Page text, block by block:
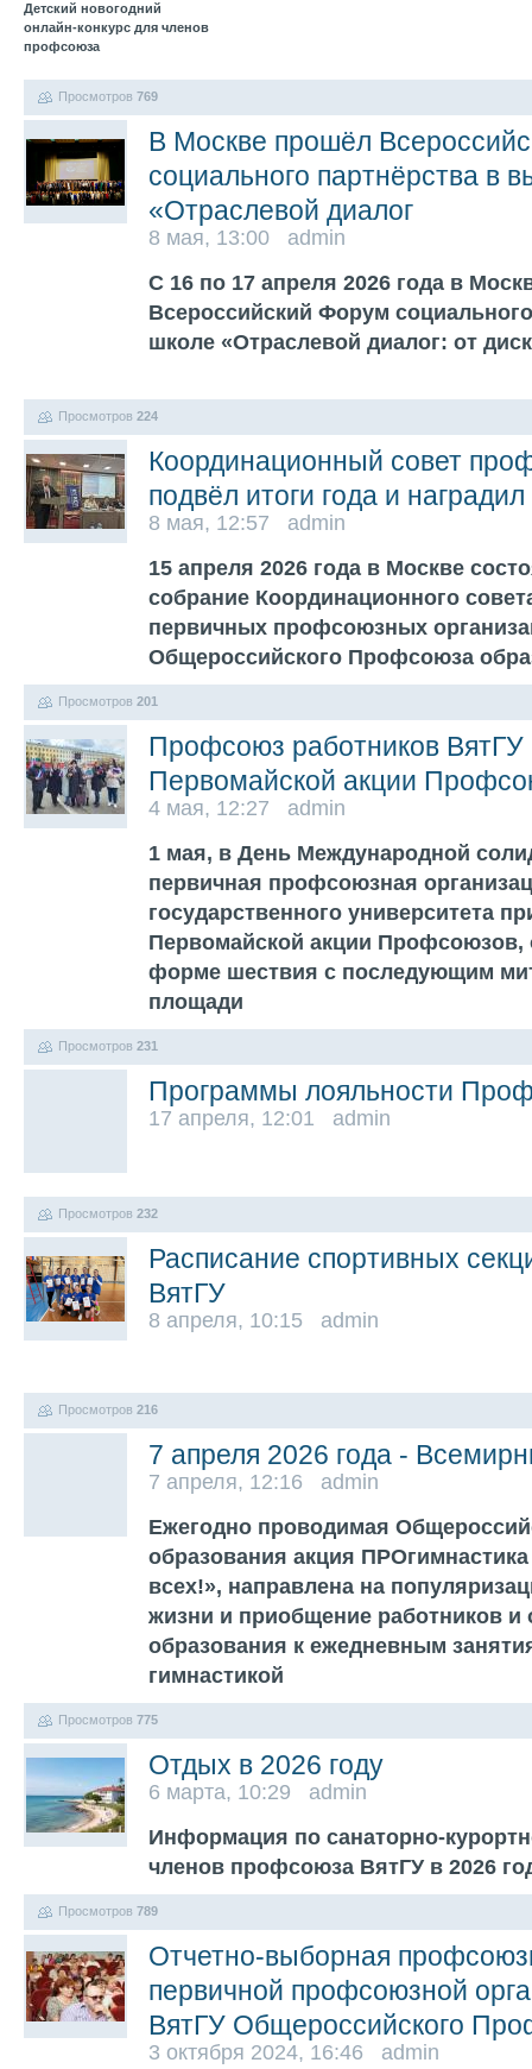
Детский новогодний
онлайн-конкурс для членов
профсоюза
Просмотров 769
В Москве прошёл
социального партнёрства в
«Отраслевой диалог
8 мая, 13:00 admin
С 16 по 17 апреля 2026 года в
Всероссийский Форум
школе «Отраслевой диалог: от
Просмотров 224
Координационный совет
подвёл итоги года и
8 мая, 12:57 admin
15 апреля 2026 года в Москве
собрание Координационного
первичных профсоюзных
Общероссийского Профсоюза
Просмотров 201
Профсоюз работников ВятГУ
Первомайской акции
4 мая, 12:27 admin
1 мая, в День Международной
первичная профсоюзная
государственного университета
Первомайской акции Профсоюзов,
форме шествия с последующим
площади
Просмотров 231
Программы лояльности
17 апреля, 12:01 admin
Просмотров 232
Расписание спортивных
ВятГУ
8 апреля, 10:15 admin
Просмотров 216
7 апреля 2026 года -
7 апреля, 12:16 admin
Ежегодно проводимая
образования акция
всех!», направлена на
жизни и приобщение работников
образования к ежедневным
гимнастикой
Просмотров 775
Отдых в 2026 году
6 марта, 10:29 admin
Информация по санаторно-
членов профсоюза ВятГУ в 2026
Просмотров 789
Отчетно-выборная
первичной профсоюзной
ВятГУ Общероссийского
3 октября 2024, 16:46 admin